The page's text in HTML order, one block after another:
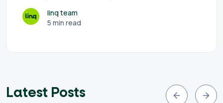
linq team
5 min read
Latest Posts